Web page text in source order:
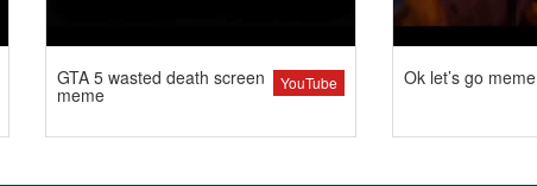
YouTube
GTA 5 wasted death screen
meme
Ok let’s go meme